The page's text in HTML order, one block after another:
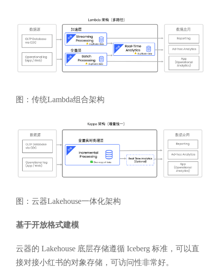
图：传统Lambda组合架构
图：云器Lakehouse一体化架构
基于开放格式建模
云器的 Lakehouse 底层存储遵循 Iceberg 标准，可以直
接对接小红书的对象存储，可访问性非常好。